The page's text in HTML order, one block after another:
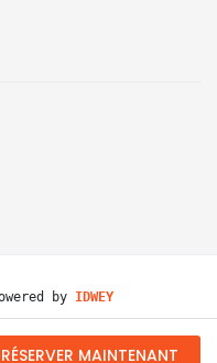
RÉSERVER MAINTENANT
by IDWEY